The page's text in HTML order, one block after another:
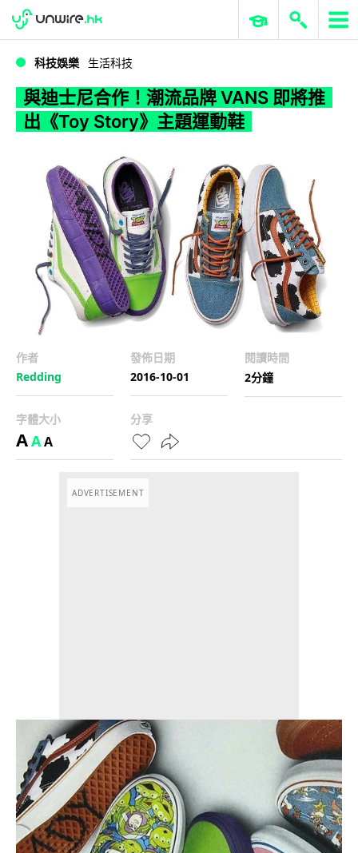
WWDC 2026 ERP 與商業 AI
科技娛樂 生活科技
與迪士尼合作！潮流品牌 VANS 即將推
出《Toy Story》主題運動鞋
作者
Redding
發佈日期
2016-10-01
閱讀時間
2分鐘
字體大小
AAA
分享
ADVERTISEMENT